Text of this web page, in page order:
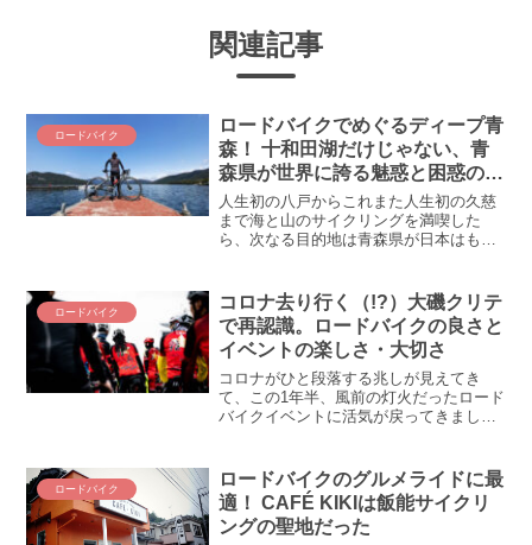
関連記事
ロードバイク
ロードバイクでめぐるディープ青
森！ 十和田湖だけじゃない、青
森県が世界に誇る魅惑と困惑のデ
スティネーション
人生初の八戸からこれまた人生初の久慈
まで海と山のサイクリングを満喫した
ら、次なる目的地は青森県が日本はもち
(◎_◎;)！？ 十和田湖は青森県で・・・
良かったよね！？ なお話です。
ロードバイク
コロナ去り行く（!?）大磯クリテ
で再認識。ロードバイクの良さと
イベントの楽しさ・大切さ
コロナがひと段落する兆しが見えてき
て、この1年半、風前の灯火だったロード
バイクイベントに活気が戻ってきまし
ることの醍醐味を振り返ります。
ロードバイク
ロードバイクのグルメライドに最
適！ CAFÉ KIKIは飯能サイクリ
ングの聖地だった